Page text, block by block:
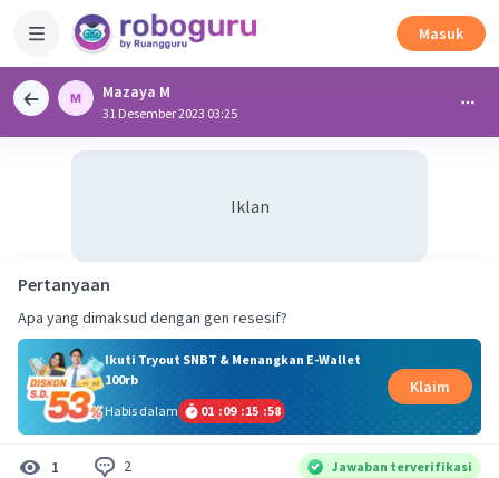
Masuk
Mazaya M
31 Desember 2023 03:25
Iklan
Pertanyaan
Apa yang dimaksud dengan gen resesif?
Ikuti Tryout SNBT & Menangkan E-Wallet
100rb
Habis dalam
01 :09 :15 :57
Klaim
1 2 Jawaban terverifikasi